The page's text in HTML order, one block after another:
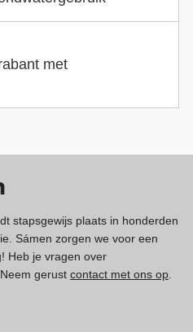
met
stapsgewijs plaats in honderden
Sámen zorgen we voor een
Heb je vragen over
gerust contact met ons op.